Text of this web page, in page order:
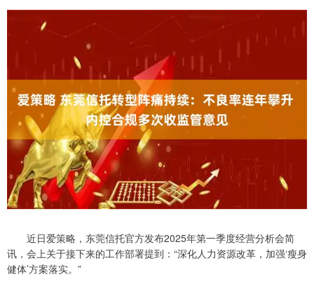
近日爱策略，东莞信托官方发布2025年第一季度经营分析会简
讯，会上关于接下来的工作部署提到：“深化人力资源改革，加强‘瘦身
健体’方案落实。”